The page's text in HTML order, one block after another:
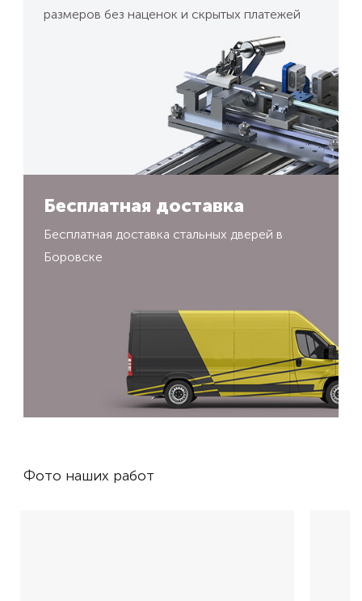
размеров без наценок и скрытых платежей
Бесплатная доставка
Бесплатная доставка стальных дверей в
Боровске
Фото наших работ